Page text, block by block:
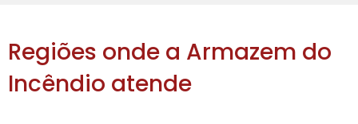
cilindro físico e reduzem necessidade de
chaves.
Regiões onde a Armazem do
Incêndio atende